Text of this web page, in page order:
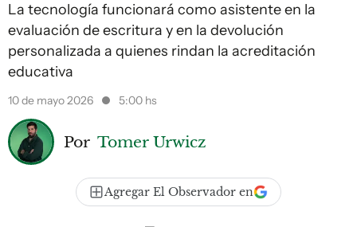
La tecnología funcionará como asistente en la
evaluación de escritura y en la devolución
personalizada a quienes rindan la acreditación
educativa
10 de mayo 2026 5:00 hs
Por Tomer Urwicz
Agregar El Observador en